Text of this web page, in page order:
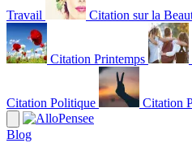
Travail Citation sur la
Citation Printemps
Citation Politique Citation
Blog